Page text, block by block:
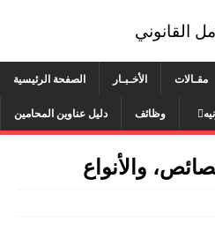
الصفحة الرئيسية الأخـبـار مقـالات
دليل عناوين المحامين وظائف
والأنواع